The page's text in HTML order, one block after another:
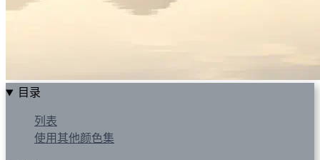
目录
列表
使用其他颜色集